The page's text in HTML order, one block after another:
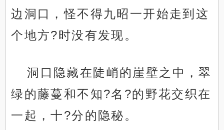
边洞口，怪不得九昭一开始走到这
个地方?时没有发现。
洞口隐藏在陡峭的崖壁之中，翠
绿的藤蔓和不知?名?的野花交织在
一起，十?分的隐秘。